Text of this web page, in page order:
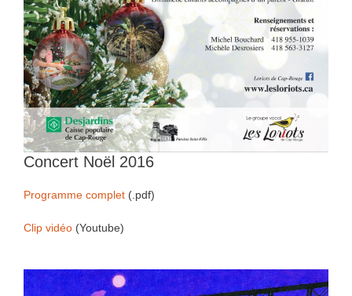
Concert Noël 2016
Programme complet (.pdf)
Clip vidéo (Youtube)